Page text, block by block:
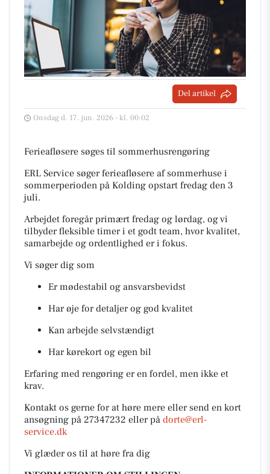
Del artikel
Onsdag d. 17. jun. 2026 - kl. 00:02
Ferieafløsere søges til sommerhusrengøring
ERL Service søger ferieafløsere af sommerhuse i
sommerperioden på Kolding opstart fredag den 3
juli.
Arbejdet foregår primært fredag og lørdag, og vi
tilbyder fleksible timer i et godt team, hvor kvalitet,
samarbejde og ordentlighed er i fokus.
Vi søger dig som
Er mødestabil og ansvarsbevidst
Har øje for detaljer og god kvalitet
Kan arbejde selvstændigt
Har kørekort og egen bil
Erfaring med rengøring er en fordel, men ikke et
krav.
Kontakt os gerne for at høre mere eller send en kort
ansøgning på 27347232 eller på dorte@erl-
service.dk
Vi glæder os til at høre fra dig